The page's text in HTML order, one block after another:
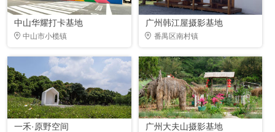
中山华耀打卡基地
中山市小榄镇
广州韩江屋摄影基地
番禺区南村镇
一禾·原野空间 广州大夫山摄影基地